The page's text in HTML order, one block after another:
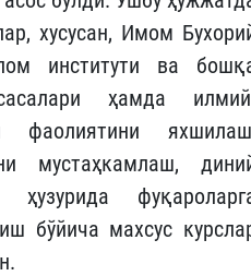
хусусан, Имом
институти ва
ҳамда
фаолиятини
мустаҳкамлаш,
ҳузурида
бўйича махсус